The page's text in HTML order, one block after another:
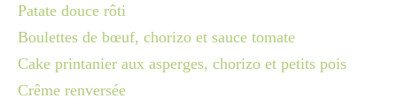
Patate douce rôti
Boulettes de bœuf, chorizo et sauce tomate
Cake printanier aux asperges, chorizo et petits pois
Crême renversée